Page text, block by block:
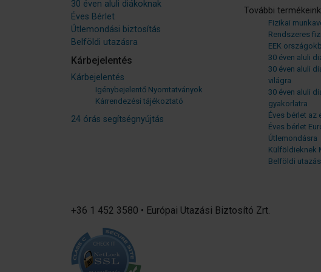
30 éven aluli diákoknak
Éves Bérlet
Útlemondási biztosítás
Belföldi utazásra
Kárbejelentés
Kárbejelentés
Igénybejelentő Nyomtatványok
Kárrendezési tájékoztató
24 órás segítségnyújtás
További termékeink
Fizikai
Rendszeres
EEK
30 éven aluli
30 éven aluli
világra
30 éven aluli
gyakorlatra
Éves bérlet az
Éves bérlet
Útlemondásra
Külföldieknek
Belföldi
+36 1 452 3580 • Európai Utazási Biztosító Zrt.